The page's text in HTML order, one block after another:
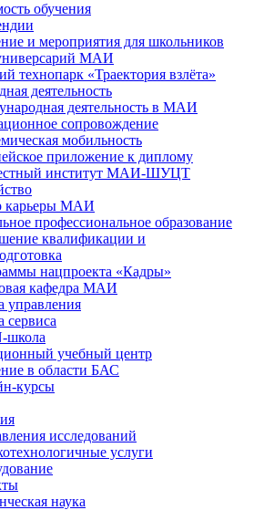
обучения
и мероприятия для школьников
МАИ
технопарк «Траектория взлёта»
деятельность
деятельность в МАИ
сопровождение
мобильность
приложение к диплому
институт МАИ-ШУЦТ
карьеры МАИ
профессиональное образование
квалификации и
нацпроекта «Кадры»
кафедра МАИ
управления
сервиса
школа
учебный центр
в области БАС
курсы
исследований
услуги
наука